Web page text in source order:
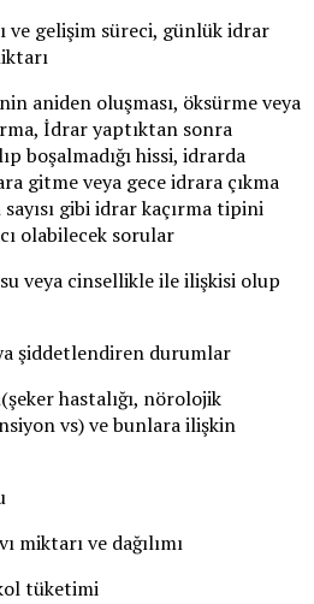
ve gelişim süreci, günlük idrar
aniden oluşması, öksürme veya
İdrar yaptıktan sonra
boşalmadığı hissi, idrarda
gitme veya gece idrara çıkma
gibi idrar kaçırma tipini
olabilecek sorular
veya cinsellikle ile ilişkisi olup
şiddetlendiren durumlar
hastalığı, nörolojik
vs) ve bunlara ilişkin
miktarı ve dağılımı
tüketimi